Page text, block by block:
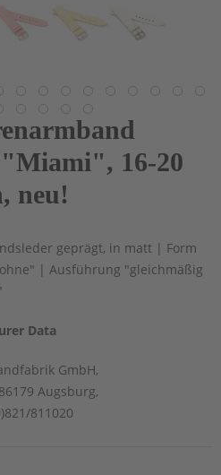
16-20
neu!
geprägt, in matt | Form
| Ausführung "gleichmäßig
Data
GmbH,
Augsburg,
811020